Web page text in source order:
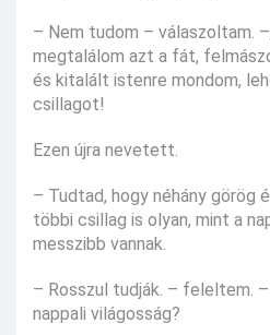
– Nem tudom – válaszoltam.
megtalálom azt a fát,
és kitalált istenre mondom,
csillagot!
Ezen újra nevetett.
– Tudtad, hogy néhány görög
többi csillag is olyan, mint a
messzibb vannak.
– Rosszul tudják. – feleltem.
nappali világosság?